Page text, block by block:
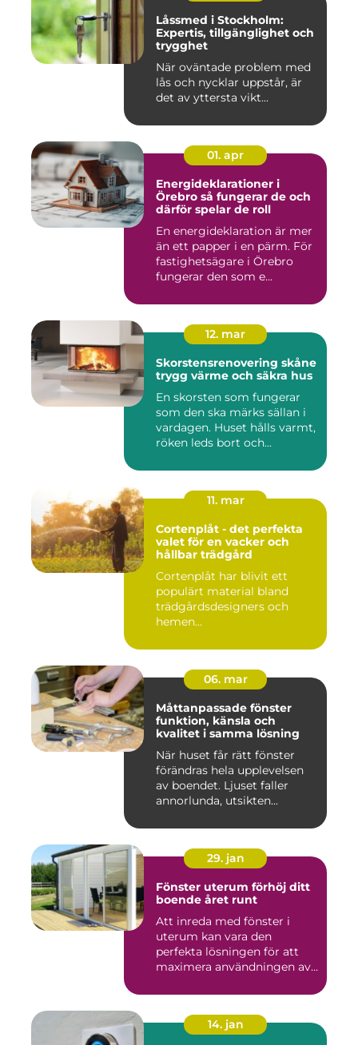
Låssmed i Stockholm:
Expertis, tillgänglighet och
trygghet
När oväntade problem med
lås och nycklar uppstår, är
det av yttersta vikt...
01. apr
Energideklarationer i
Örebro så fungerar de och
därför spelar de roll
En energideklaration är mer
än ett papper i en pärm. För
fastighetsägare i Örebro
fungerar den som e...
12. mar
Skorstensrenovering skåne
trygg värme och säkra hus
En skorsten som fungerar
som den ska märks sällan i
vardagen. Huset hålls varmt,
röken leds bort och...
11. mar
Cortenplåt - det perfekta
valet för en vacker och
hållbar trädgård
Cortenplåt har blivit ett
populärt material bland
trädgårdsdesigners och
hemen...
06. mar
Måttanpassade fönster
funktion, känsla och
kvalitet i samma lösning
När huset får rätt fönster
förändras hela upplevelsen
av boendet. Ljuset faller
annorlunda, utsikten...
29. jan
Fönster uterum förhöj ditt
boende året runt
Att inreda med fönster i
uterum kan vara den
perfekta lösningen för att
maximera användningen av
14. jan